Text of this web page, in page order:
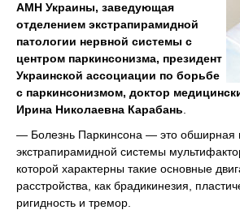
АМН Украины, заведующая
отделением экстрапирамидной
патологии нервной системы с
центром паркинсонизма, президент
Украинской ассоциации по борьбе
с паркинсонизмом, доктор
Ирина Николаевна Карабань
— Болезнь Паркинсона — это обширная
экстрапирамидной системы
которой характерны такие основные
расстройства, как брадикинезия,
ригидность и тремор.